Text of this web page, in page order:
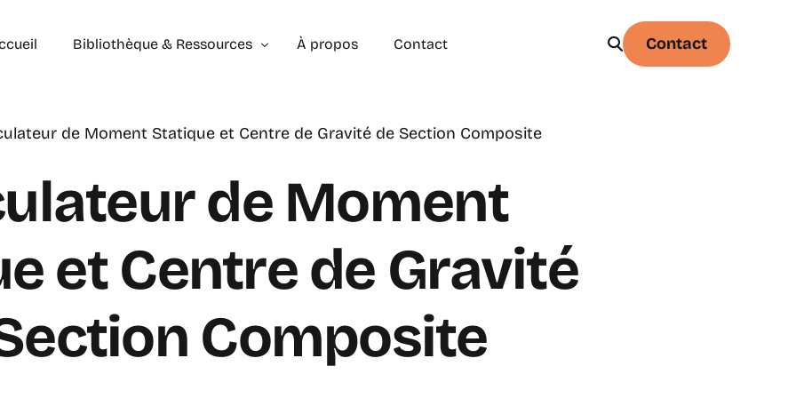
Bibliothèque & Ressources
Exercices Corrigés
À propos Contact Contact
de Moment Statique et Centre de Gravité de Section Composite
de Moment
et Centre de Gravité
Composite